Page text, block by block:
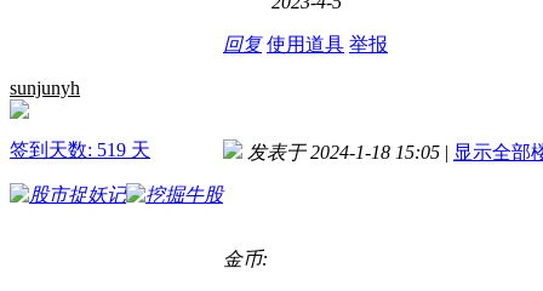
回复 使用道具 举报
sunjunyh
签到天数: 519 天 发表于 2024-1-18 15:05 | 显示全部
金币: